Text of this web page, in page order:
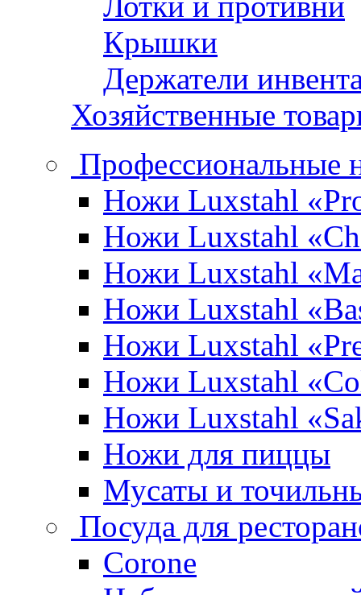
Крышки
Держатели
Хозяйственные
Профессиональные
Ножи Luxstahl
Ножи Luxstahl
Ножи Luxstahl
Ножи Luxstahl
Ножи Luxstahl
Ножи Luxstahl
Ножи Luxstahl
Ножи для пиццы
Мусаты и
Посуда для
Corone